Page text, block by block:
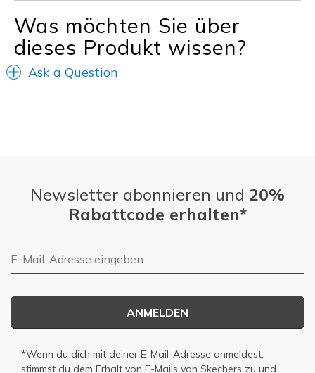
Was möchten Sie über
dieses Produkt wissen?
Ask a Question
Newsletter abonnieren und 20%
Rabattcode erhalten*
E-Mail-Adresse
ANMELDEN
*Wenn du dich mit deiner E-Mail-Adresse anmeldest,
stimmst du dem Erhalt von E-Mails von Skechers zu und